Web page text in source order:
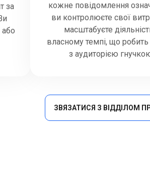
за
кожне повідомлення
ви контролюєте свої
масштабуєте
власному темпі, що робить
з аудиторією
ЗВЯЗАТИСЯ З ВІДДІЛОМ